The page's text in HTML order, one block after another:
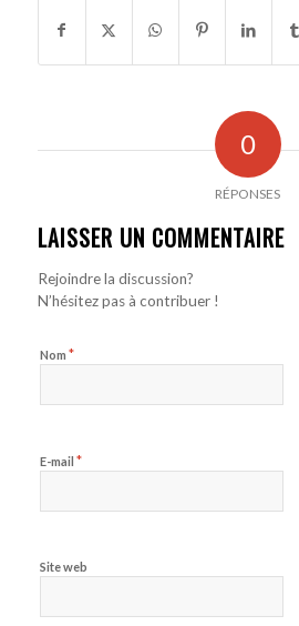
0
RÉPONSES
LAISSER UN COMMENTAIRE
Rejoindre la discussion?
N’hésitez pas à contribuer !
Nom *
E-mail *
Site web